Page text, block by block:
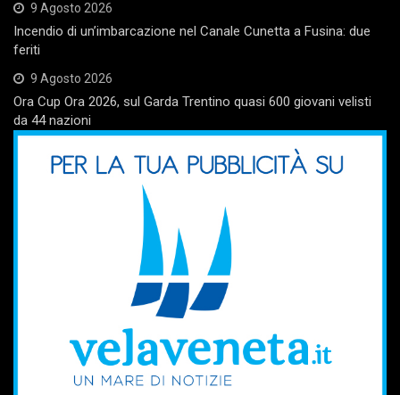
9 Agosto 2026
Incendio di un’imbarcazione nel Canale Cunetta a Fusina: due
feriti
9 Agosto 2026
Ora Cup Ora 2026, sul Garda Trentino quasi 600 giovani velisti
da 44 nazioni